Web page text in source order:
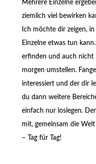
Mehrere Einzelne
ziemlich viel bewirken
Ich möchte dir zeigen,
Einzelne etwas tun
erfinden und auch nicht
morgen umstellen.
interessiert und der dir
du dann weitere
einfach nur loslegen.
mit, gemeinsam die
– Tag für Tag!